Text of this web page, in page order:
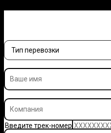
Введите трек-номер